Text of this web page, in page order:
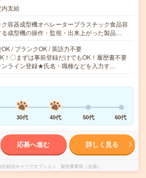
支給
容器成型機オペレータープラスチック食品容
成型機の操作・監視・出来上がった製品…
/ ブランクOK / 英語力不要
！〇まずは事前登録だけでもOK！履歴書不要
ンライン登録★氏名・職種などを入力す…
30代 40代 50代 60代
応募へ進む 詳しく見る
社綜合キャリアオプション 製造事業部（全国）